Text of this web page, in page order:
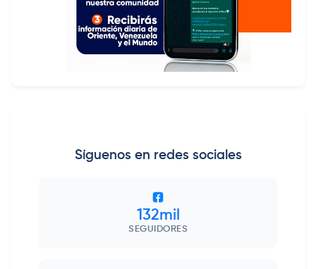
Síguenos en redes sociales
132mil
SEGUIDORES